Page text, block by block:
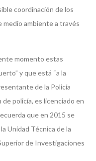
coordinación de los
medio ambiente a través
momento estas
y que está “a la
de la Policía
policía, es licenciado en
que en 2015 se
Unidad Técnica de la
de Investigaciones